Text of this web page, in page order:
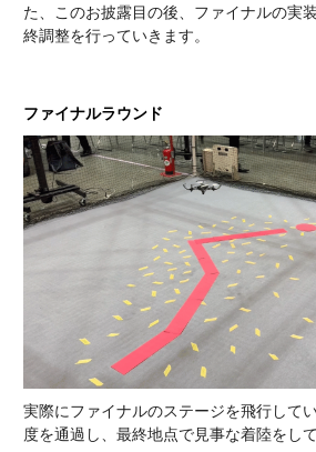
た、このお披露目の後、ファイナルの実
終調整を行っていきます。
ファイナルラウンド
実際にファイナルのステージを飛行して
度を通過し、最終地点で見事な着陸をして